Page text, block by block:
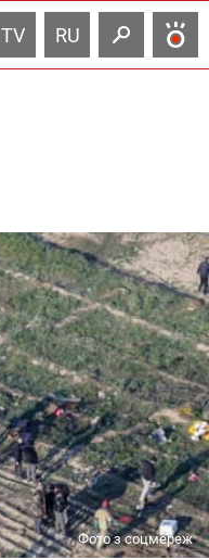
TV RU
Фото з соцмереж